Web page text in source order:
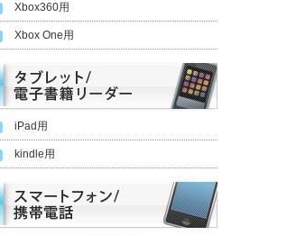
Xbox360用
Xbox One用
iPad用
kindle用